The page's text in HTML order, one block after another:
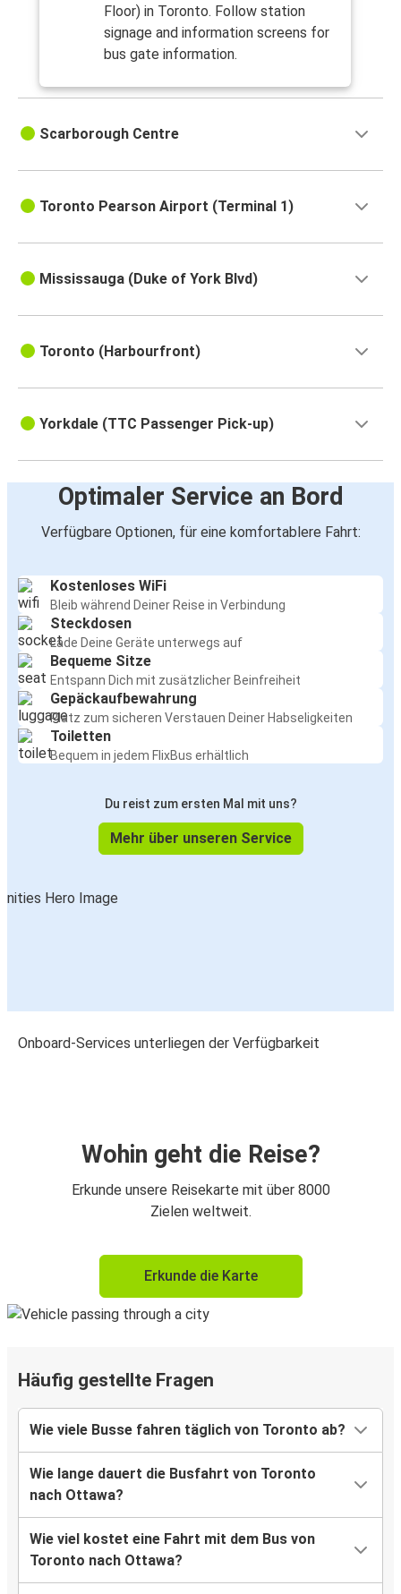
Floor) in Toronto. Follow station
signage and information screens for
bus gate information.
Scarborough Centre
Toronto Pearson Airport (Terminal 1)
Mississauga (Duke of York Blvd)
Toronto (Harbourfront)
Yorkdale (TTC Passenger Pick-up)
Optimaler Service an Bord
Verfügbare Optionen, für eine komfortablere Fahrt:
Kostenloses WiFi
Bleib während Deiner Reise in Verbindung
Steckdosen
Lade Deine Geräte unterwegs auf
Bequeme Sitze
Entspann Dich mit zusätzlicher Beinfreiheit
Gepäckaufbewahrung
Platz zum sicheren Verstauen Deiner Habseligkeiten
Toiletten
Bequem in jedem FlixBus erhältlich
Du reist zum ersten Mal mit uns?
Mehr über unseren Service
Onboard-Services unterliegen der Verfügbarkeit
Wohin geht die Reise?
Erkunde unsere Reisekarte mit über 8000
Zielen weltweit.
Erkunde die Karte
Häufig gestellte Fragen
Wie viele Busse fahren täglich von Toronto ab?
Wie lange dauert die Busfahrt von Toronto
nach Ottawa?
Wie viel kostet eine Fahrt mit dem Bus von
Toronto nach Ottawa?